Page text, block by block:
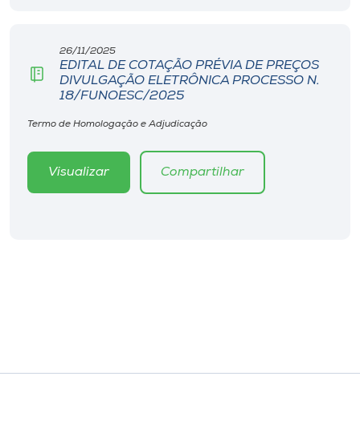
26/11/2025
EDITAL DE COTAÇÃO PRÉVIA DE PREÇOS
DIVULGAÇÃO ELETRÔNICA PROCESSO N.
18/FUNOESC/2025
Termo de Homologação e Adjudicação
Visualizar Compartilhar